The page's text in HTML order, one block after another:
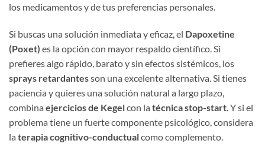
los medicamentos y de tus preferencias personales.
Si buscas una solución inmediata y eficaz, el Dapoxetine
(Poxet) es la opción con mayor respaldo científico. Si
prefieres algo rápido, barato y sin efectos sistémicos, los
sprays retardantesson una excelente alternativa. Si tienes
paciencia y quieres una solución natural a largo plazo,
combina ejercicios de Kegelcon la técnica stop-start . Y si el
problema tiene un fuerte componente psicológico, considera
la terapia cognitivo-conductualcomo complemento.